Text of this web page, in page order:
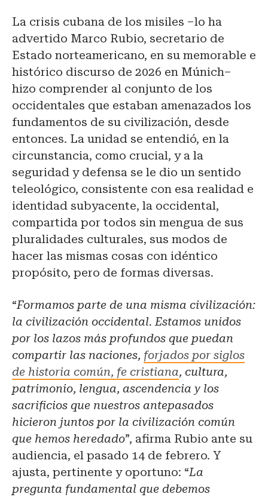
La crisis cubana de los misiles –lo ha
advertido Marco Rubio, secretario de
Estado norteamericano, en su memorable e
histórico discurso de 2026 en Múnich–
hizo comprender al conjunto de los
occidentales que estaban amenazados los
fundamentos de su civilización, desde
entonces. La unidad se entendió, en la
circunstancia, como crucial, y a la
seguridad y defensa se le dio un sentido
teleológico, consistente con esa realidad e
identidad subyacente, la occidental,
compartida por todos sin mengua de sus
pluralidades culturales, sus modos de
hacer las mismas cosas con idéntico
propósito, pero de formas diversas.
“Formamos parte de una misma civilización:
la civilización occidental. Estamos unidos
por los lazos más profundos que puedan
compartir las naciones, forjados por siglos
de historia común, fe cristiana, cultura,
patrimonio, lengua, ascendencia y los
sacrificios que nuestros antepasados
hicieron juntos por la civilización común
que hemos heredado”, afirma Rubio ante su
audiencia, el pasado 14 de febrero. Y
ajusta, pertinente y oportuno: “La
pregunta fundamental que debemos